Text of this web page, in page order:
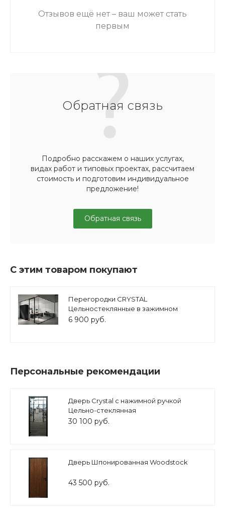
Отзывов ещё нет – ваш может стать
первым
Обратная связь
Подробно расскажем о наших услугах,
видах работ и типовых проектах, рассчитаем
стоимость и подготовим индивидуальное
предложение!
Обратная связь
С этим товаром покупают
Перегородки CRYSTAL
Цельностеклянные в зажимном
профиле
6 900 руб.
Персональные рекомендации
Дверь Crystal с нажимной ручкой
Цельно-стеклянная
30 100 руб.
Дверь Шпонированная Woodstock
43 500 руб.